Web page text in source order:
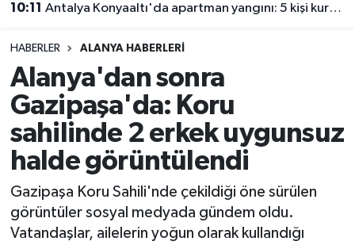
10:11 Antalya Konyaaltı'da apartman yangını: 5 kişi kurtarıldı
HABERLER ALANYA HABERLERI
Alanya'dan sonra
Gazipaşa'da: Koru
sahilinde 2 erkek uygunsuz
halde görüntülendi
Gazipaşa Koru Sahili'nde çekildiği öne sürülen
görüntüler sosyal medyada gündem oldu.
Vatandaşlar, ailelerin yoğun olarak kullandığı
Ekonomi
Resmi İlanlar
Alanyaspor
Turizm
E-Gazete
Antalya Namaz Vakitleri
Süper Lig Puan Durumu ve Fikstür
Tüm Manşetler
Son Dakika Haberleri
Haber Arşivi